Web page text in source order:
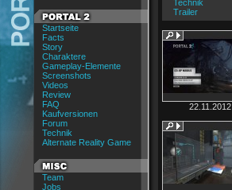
Startseite
Facts
Story
Charaktere
Gameplay-Elemente
Screenshots
Videos
Review
FAQ
Kaufversionen
Forum
Technik
Alternate Reality Game
Team
Jobs
Technik
Trailer
22.11.2012